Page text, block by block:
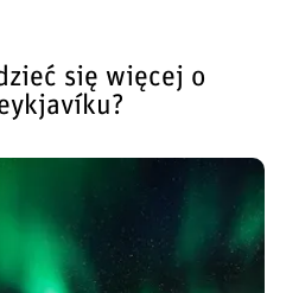
się więcej o